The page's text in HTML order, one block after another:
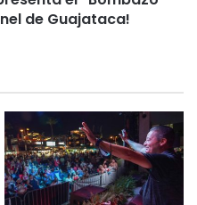
confiar”,
a través
del MAPR en
que el galardón
reiterar la calidad que
arte a nivel nacional.
de Guajataca!